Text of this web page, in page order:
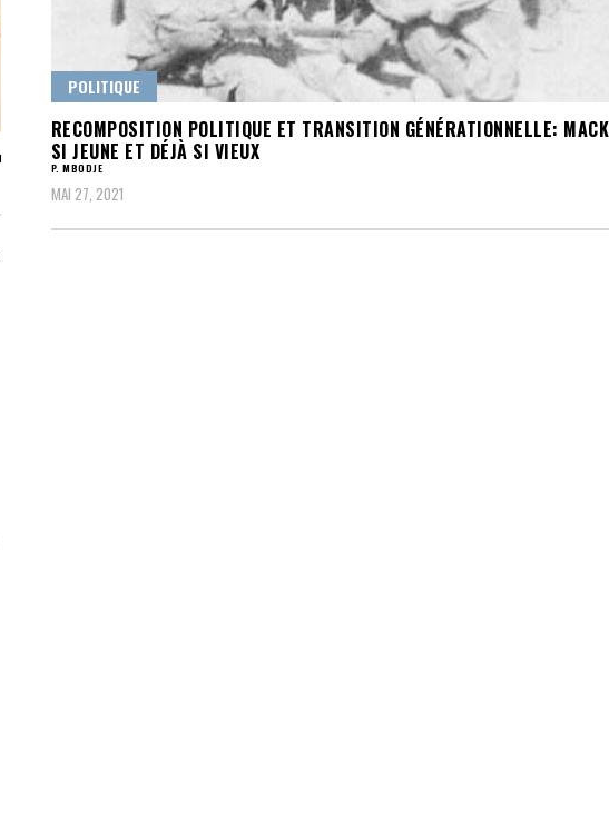
POLITIQUE
RECOMPOSITION POLITIQUE ET TRANSITION GÉNÉRATIONNELLE:
SI JEUNE ET DÉJÀ SI VIEUX
P. MBODJE
MAI 27, 2021